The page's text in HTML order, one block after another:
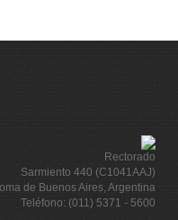
Rectorado
Sarmiento 440 (C1041AAJ)
de Buenos Aires, Argentina
Teléfono: (011) 5371 - 5600